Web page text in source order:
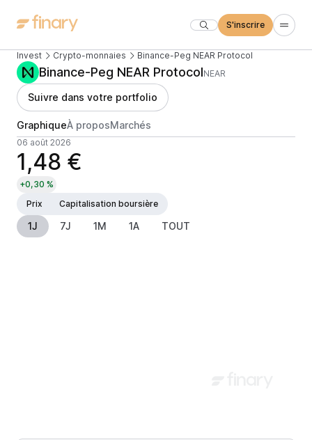
S'inscrire
Invest Crypto-monnaies Binance-Peg NEAR Protocol
Binance-Peg NEAR ProtocolNEAR
Suivre dans votre portfolio
GraphiqueÀ proposMarchés
06 août 2026
1,48 €
+0,30 %
Prix
Capitalisation boursière
1J 7J 1M 1A TOUT